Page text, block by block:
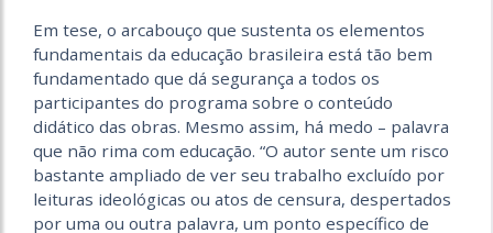
Em tese, o arcabouço que sustenta os elementos
fundamentais da educação brasileira está tão bem
fundamentado que dá segurança a todos os
participantes do programa sobre o conteúdo
didático das obras. Mesmo assim, há medo – palavra
que não rima com educação. “O autor sente um risco
bastante ampliado de ver seu trabalho excluído por
leituras ideológicas ou atos de censura, despertados
por uma ou outra palavra, um ponto específico de